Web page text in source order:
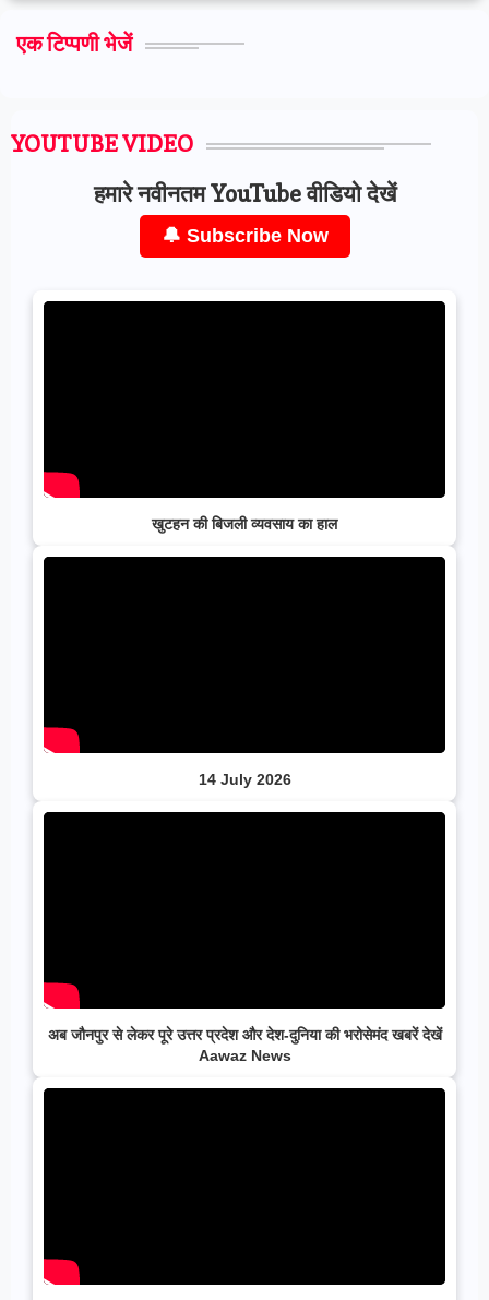
एक टिप्पणी भेजें
YOUTUBE VIDEO
हमारे नवीनतम YouTube वीडियो देखें
🔔 Subscribe Now
खुटहन की बिजली व्यवसाय का हाल
14 July 2026
अब जौनपुर से लेकर पूरे उत्तर प्रदेश और देश-दुनिया की भरोसेमंद खबरें देखें
Aawaz News